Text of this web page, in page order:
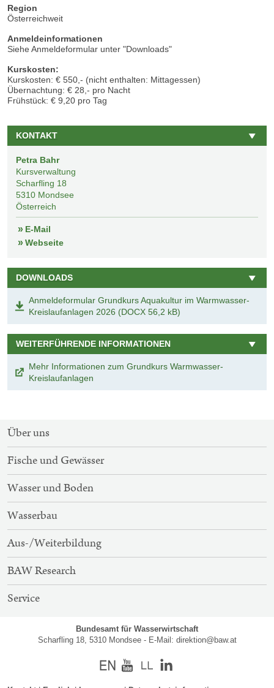
Region
Österreichweit
Anmeldeinformationen
Siehe Anmeldeformular unter "Downloads"
Kurskosten:
Kurskosten: € 550,- (nicht enthalten: Mittagessen)
Übernachtung: € 28,- pro Nacht
Frühstück: € 9,20 pro Tag
KONTAKT
Petra Bahr
Kursverwaltung
Scharfling 18
5310 Mondsee
Österreich
E-Mail
Webseite
DOWNLOADS
Anmeldeformular Grundkurs Aquakultur im Warmwasser-
Kreislaufanlagen 2026 (DOCX 56,2 kB)
WEITERFÜHRENDE INFORMATIONEN
Mehr Informationen zum Grundkurs Warmwasser-
Kreislaufanlagen
SITEMAP-
NAVIGATION
Über uns
Fische und Gewässer
Wasser und Boden
Wasserbau
Aus-/Weiterbildung
BAW Research
Service
Bundesamt für Wasserwirtschaft
Scharfling 18, 5310 Mondsee - E-Mail: direktion@baw.at
EnglischYoutube